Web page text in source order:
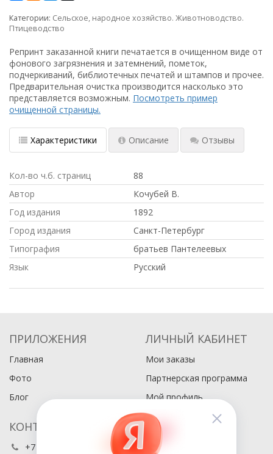
Категории: Сельское, народное хозяйство. Животноводство.
Птицеводство
Репринт заказанной книги печатается в очищенном виде от
фонового загрязнения и затемнений, пометок,
подчеркиваний, библиотечных печатей и штампов и прочее.
Предварительная очистка производится насколько это
представляется возможным. Посмотреть пример
очищенной страницы.
Характеристики Описание Отзывы
Кол-во ч.б. страниц
88
Автор
Кочубей В.
Год издания
1892
Город издания
Санкт-Петербург
Типография
братьев Пантелеевых
Язык
Русский
ПРИЛОЖЕНИЯ
Главная
Фото
Блог
ЛИЧНЫЙ КАБИНЕТ
Мои заказы
Партнерская программа
Мой профиль
КОНТАКТЫ
+7 (495) 486-80-76